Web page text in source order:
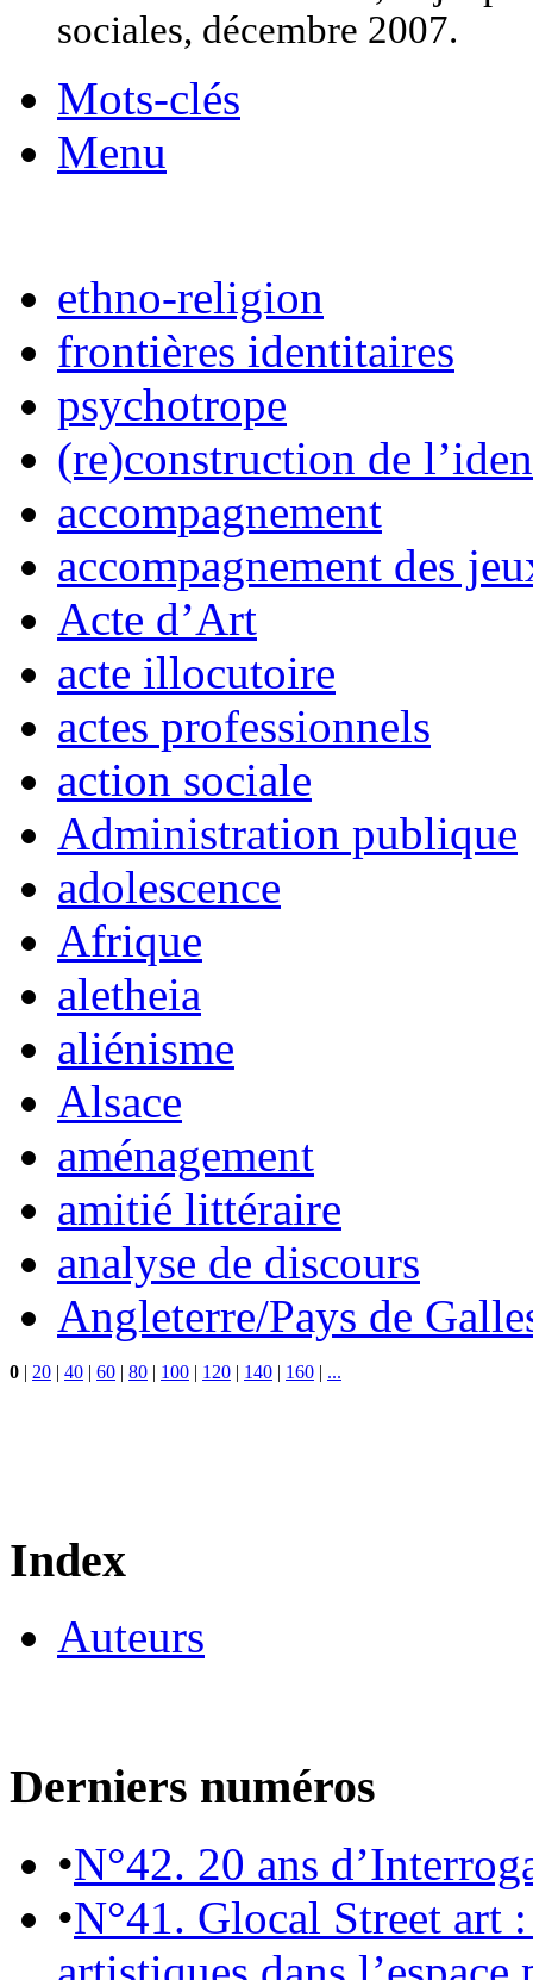
sociales, décembre 2007.
Mots-clés
Menu
ethno-religion
frontières identitaires
psychotrope
(re)construction de
accompagnement
accompagnement des
Acte d’Art
acte illocutoire
actes professionnels
action sociale
Administration publique
adolescence
Afrique
aletheia
aliénisme
Alsace
aménagement
amitié littéraire
analyse de discours
Angleterre/Pays de
0 | 20 | 40 | 60 | 80 | 100 | 120 | 140 | 160 | ...
Index
Auteurs
Derniers numéros
•N°42. 20 ans
•N°41. Glocal Street art